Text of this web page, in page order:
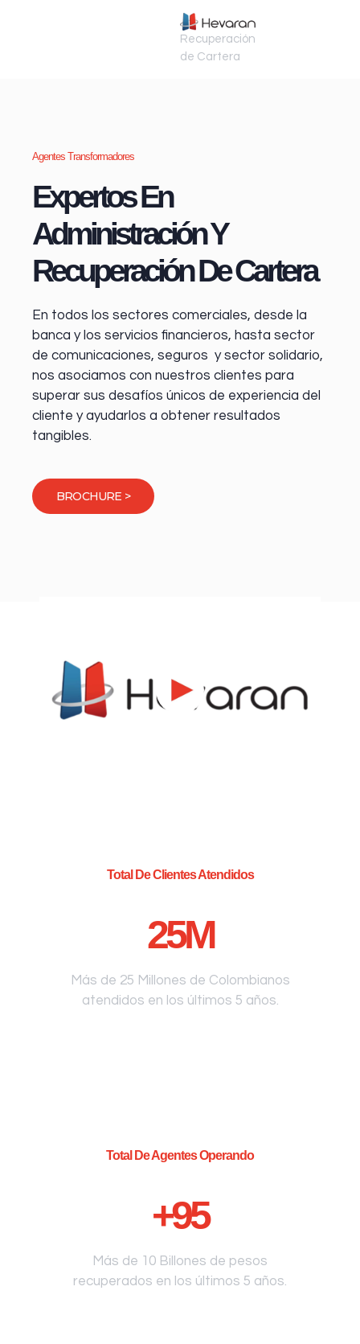
Recuperación
de Cartera
Agentes Transformadores
Expertos En
Administración Y
Recuperación De Cartera
En todos los sectores comerciales, desde la
banca y los servicios financieros, hasta sector
de comunicaciones, seguros y sector solidario,
nos asociamos con nuestros clientes para
superar sus desafíos únicos de experiencia del
cliente y ayudarlos a obtener resultados
tangibles.
BROCHURE >
Total De Clientes Atendidos
25M
Más de 25 Millones de Colombianos
atendidos en los últimos 5 años.
Total De Agentes Operando
+95
Más de 10 Billones de pesos
recuperados en los últimos 5 años.